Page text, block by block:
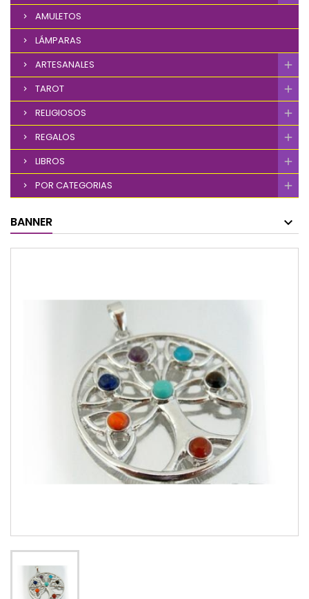
AMULETOS
LÁMPARAS
ARTESANALES
TAROT
RELIGIOSOS
REGALOS
LIBROS
POR CATEGORIAS
BANNER